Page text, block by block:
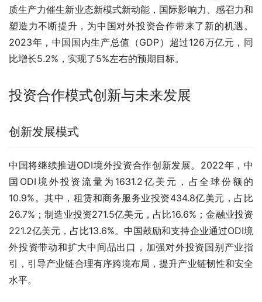
质生产力催生新业态新模式新动能，国际影响力、感召力和
塑造力不断提升，为中国对外投资合作带来了新的机遇。
2023年，中国国内生产总值（GDP）超过126万亿元，同
比增长5.2%，实现了5%左右的预期目标。
投资合作模式创新与未来发展
创新发展模式
中国将继续推进ODI境外投资合作创新发展。2022年，中
国ODI境外投资流量为1631.2亿美元，占全球份额的
10.9%。其中，租赁和商务服务业投资434.8亿美元，占比
26.7%；制造业投资271.5亿美元，占比16.6%；金融业投资
221.2亿美元，占比13.6%。中国鼓励和支持企业通过ODI境
外投资带动和扩大中间品出口，加强对外投资国别产业指
引，引导产业链合理有序跨境布局，提升产业链韧性和安全
水平。